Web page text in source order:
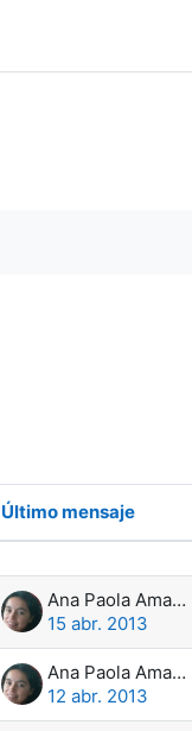
Último mensaje
Ana Paola Amadeo
15 abr. 2013
Ana Paola Amadeo
12 abr. 2013